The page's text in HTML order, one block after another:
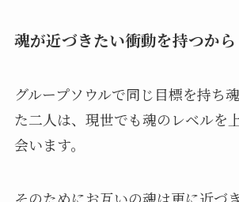
魂が近づきたい衝動を持つから
グループソウルで同じ目標を持ち
た二人は、現世でも魂のレベルを
会います。